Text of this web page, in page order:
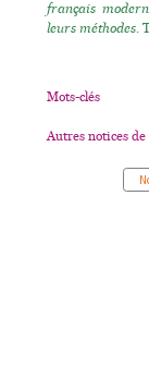
français
leurs méthodes.
Mots-clés
Autres notices